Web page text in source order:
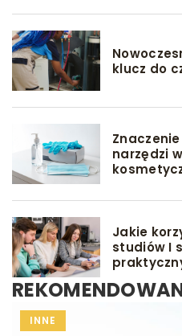
klucz do
narzędzi
Jakie
studiów I
INNE
INNE
INNE